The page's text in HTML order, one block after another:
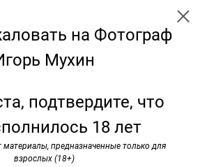
на Фотограф
Мухин
подтвердите, что
18 лет
материалы, предназначенные только для
взрослых (18+)
века. 1999